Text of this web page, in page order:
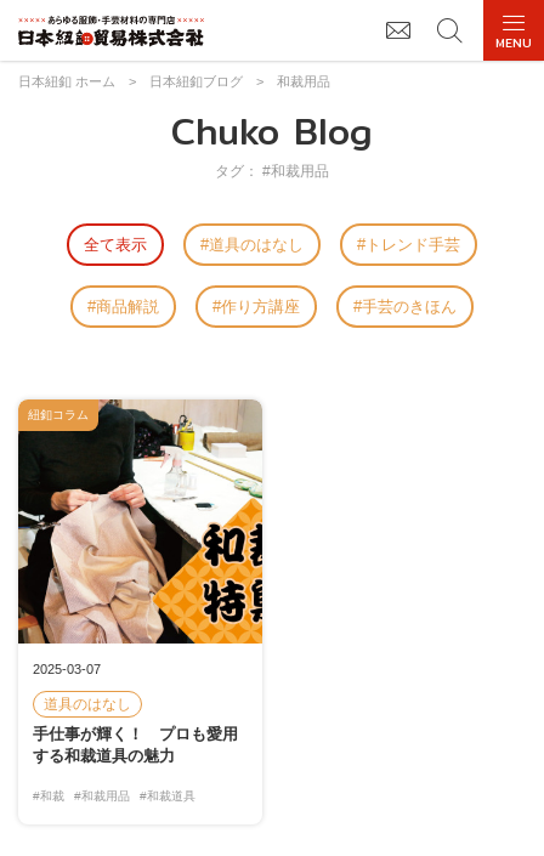
日本紐釦 ホーム > 日本紐釦ブログ > 和裁用品
Chuko Blog
タグ： #和裁用品
全て表示 道具のはなし トレンド手芸
商品解説 作り方講座 手芸のきほん
2025-03-07
道具のはなし
手仕事が輝く！ プロも愛用
する和裁道具の魅力
#和裁 #和裁用品 #和裁道具
紐釦コラム